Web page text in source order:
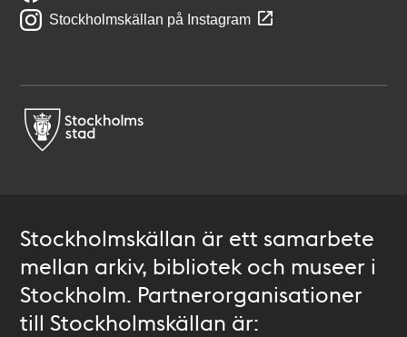
Stockholmskällan på Instagram
Stockholmskällan är ett samarbete
mellan arkiv, bibliotek och museer i
Stockholm. Partnerorganisationer
till Stockholmskällan är: